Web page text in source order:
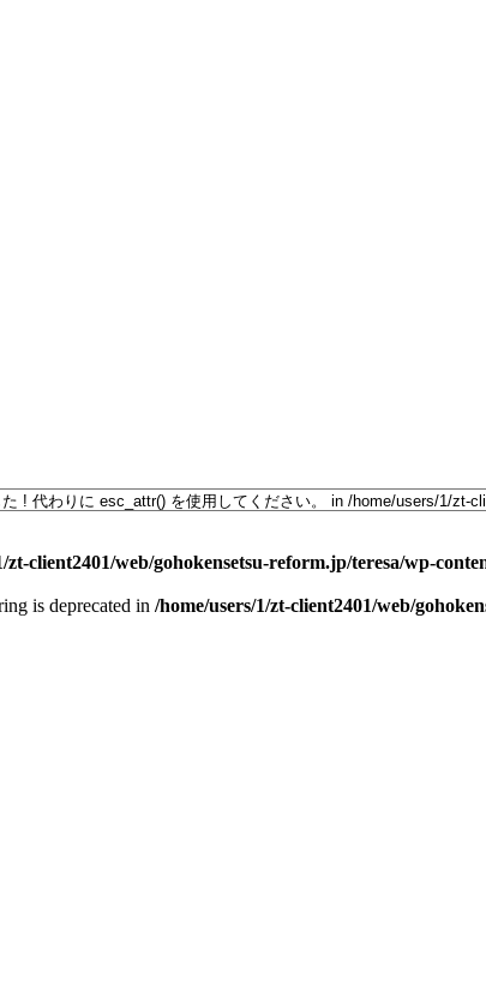
zt-client2401/web/gohokensetsu-reform.jp/teresa/wp-
is deprecated in /home/users/1/zt-client2401/web/